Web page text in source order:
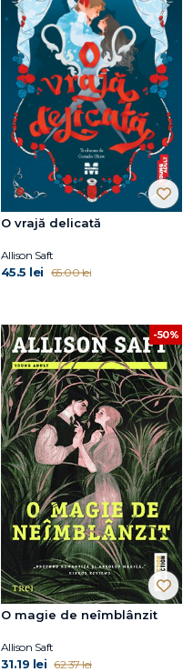
O vrajă delicată
Allison Saft
45.5 lei 65.00 lei
-50%
O magie de neîmblânzit
Allison Saft
31.19 lei 62.37 lei